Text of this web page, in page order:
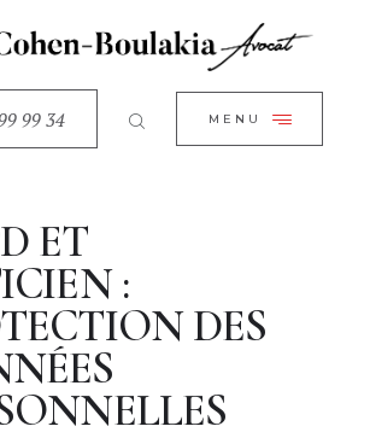
99 34 MENU
CLOSE
ET
:
DES